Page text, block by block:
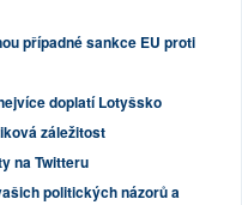
případné sankce EU proti
doplatí Lotyšsko
záležitost
na Twitteru
politických názorů a